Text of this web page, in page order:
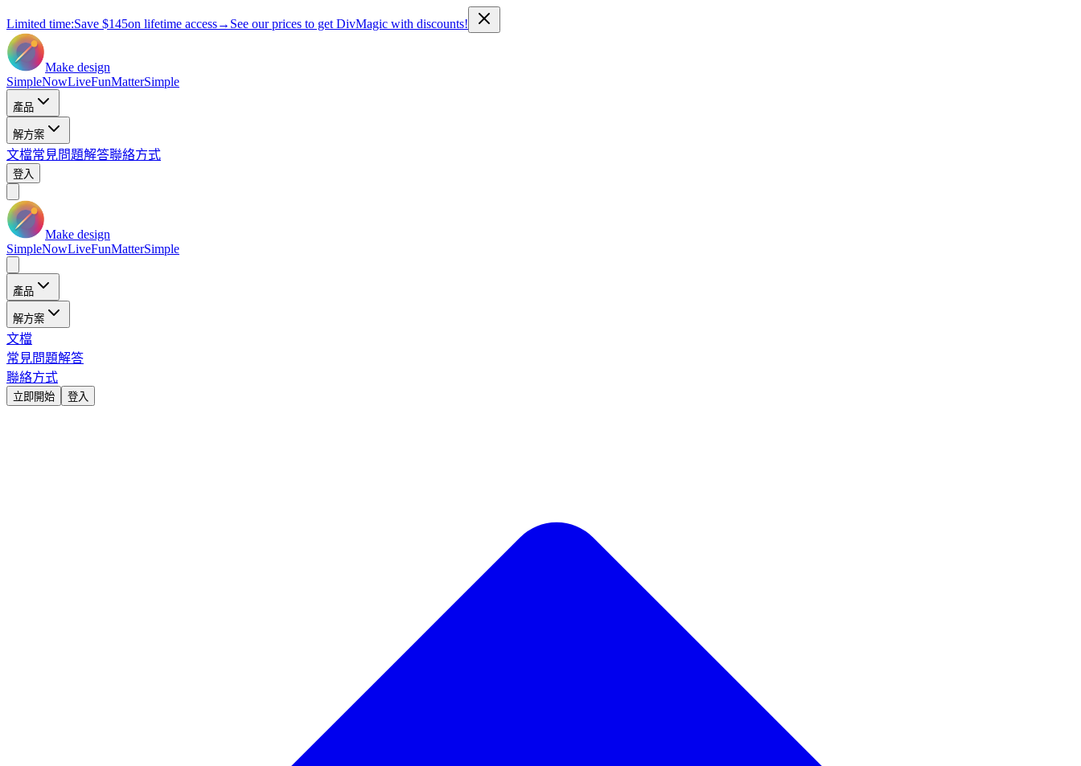
Limited time:Save $145on lifetime access→ See our prices to get DivMagic with discounts!
Make design
SimpleNowLiveFunMatterSimple
產品
解方案
文檔常見問題解答聯絡方式
登入
Make design
SimpleNowLiveFunMatterSimple
產品
解方案
文檔
常見問題解答
聯絡方式
立即開始 登入